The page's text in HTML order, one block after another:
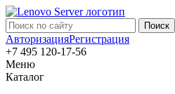
АвторизацияРегистрация
+7 495 120-17-56
Меню
Каталог